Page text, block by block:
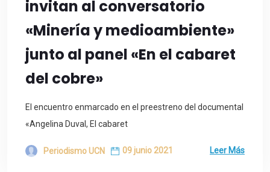
invitan al conversatorio
«Minería y medioambiente»
junto al panel «En el cabaret
del cobre»
El encuentro enmarcado en el preestreno del documental
«Angelina Duval, El cabaret
Periodismo UCN 09 junio 2021 Leer Más